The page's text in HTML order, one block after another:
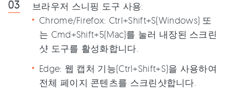
브라우저 스니핑 도구 사용:
Chrome/Firefox: Ctrl+Shift+S(Windows) 또
는 Cmd+Shift+5(Mac)를 눌러 내장된 스크린
샷 도구를 활성화합니다.
Edge: 웹 캡처 기능(Ctrl+Shift+S)을 사용하여
전체 페이지 콘텐츠를 스크린샷합니다.